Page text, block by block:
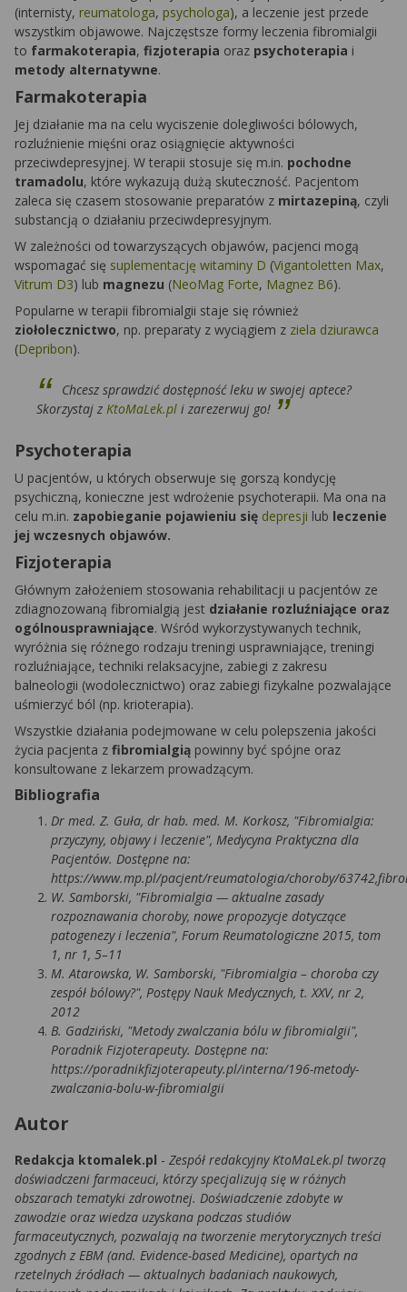
(internisty, reumatologa, psychologa), a leczenie jest przede
wszystkim objawowe. Najczęstsze formy leczenia fibromialgii
to farmakoterapia, fizjoterapia oraz psychoterapia i
metody alternatywne.
Farmakoterapia
Jej działanie ma na celu wyciszenie dolegliwości bólowych,
rozluźnienie mięśni oraz osiągnięcie aktywności
przeciwdepresyjnej. W terapii stosuje się m.in. pochodne
tramadolu, które wykazują dużą skuteczność. Pacjentom
zaleca się czasem stosowanie preparatów z mirtazepiną, czyli
substancją o działaniu przeciwdepresyjnym.
W zależności od towarzyszących objawów, pacjenci mogą
wspomagać się suplementację witaminy D (Vigantoletten Max,
Vitrum D3) lub magnezu (NeoMag Forte, Magnez B6).
Popularne w terapii fibromialgii staje się również
ziołolecznictwo, np. preparaty z wyciągiem z ziela dziurawca
(Depribon).
Chcesz sprawdzić dostępność leku w swojej aptece?
Skorzystaj z KtoMaLek.pl i zarezerwuj go!
Psychoterapia
U pacjentów, u których obserwuje się gorszą kondycję
psychiczną, konieczne jest wdrożenie psychoterapii. Ma ona na
celu m.in. zapobieganie pojawieniu się depresji lub leczenie
jej wczesnych objawów.
Fizjoterapia
Głównym założeniem stosowania rehabilitacji u pacjentów ze
zdiagnozowaną fibromialgią jest działanie rozluźniające oraz
ogólnousprawniające. Wśród wykorzystywanych technik,
wyróżnia się różnego rodzaju treningi usprawniające, treningi
rozluźniające, techniki relaksacyjne, zabiegi z zakresu
balneologii (wodolecznictwo) oraz zabiegi fizykalne pozwalające
uśmierzyć ból (np. krioterapia).
Wszystkie działania podejmowane w celu polepszenia jakości
życia pacjenta z fibromialgią powinny być spójne oraz
konsultowane z lekarzem prowadzącym.
Bibliografia
Dr med. Z. Guła, dr hab. med. M. Korkosz, "Fibromialgia:
przyczyny, objawy i leczenie", Medycyna Praktyczna dla
Pacjentów. Dostępne na:
https://www.mp.pl/pacjent/reumatologia/choroby/
W. Samborski, "Fibromialgia — aktualne zasady
rozpoznawania choroby, nowe propozycje dotyczące
patogenezy i leczenia", Forum Reumatologiczne 2015, tom
1, nr 1, 5–11
M. Atarowska, W. Samborski, "Fibromialgia – choroba czy
zespół bólowy?", Postępy Nauk Medycznych, t. XXV, nr 2,
2012
B. Gadziński, "Metody zwalczania bólu w fibromialgii",
Poradnik Fizjoterapeuty. Dostępne na:
https://poradnikfizjoterapeuty.pl/interna/196-metody-
zwalczania-bolu-w-fibromialgii
Autor
Redakcja ktomalek.pl - Zespół redakcyjny KtoMaLek.pl tworzą
doświadczeni farmaceuci, którzy specjalizują się w różnych
obszarach tematyki zdrowotnej. Doświadczenie zdobyte w
zawodzie oraz wiedza uzyskana podczas studiów
farmaceutycznych, pozwalają na tworzenie merytorycznych treści
zgodnych z EBM (and. Evidence-based Medicine), opartych na
rzetelnych źródłach — aktualnych badaniach naukowych,